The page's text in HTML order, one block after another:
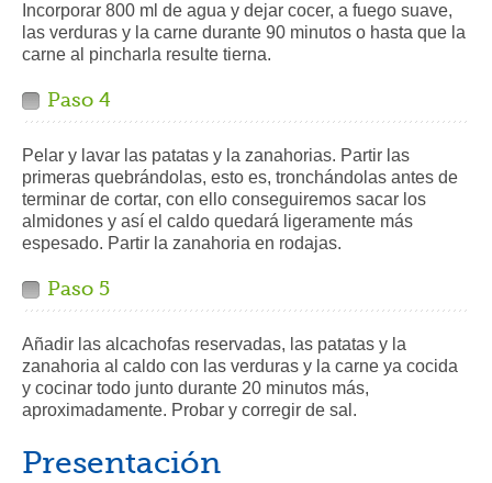
Incorporar 800 ml de agua y dejar cocer, a fuego suave,
las verduras y la carne durante 90 minutos o hasta que la
carne al pincharla resulte tierna.
Paso 4
Pelar y lavar las patatas y la zanahorias. Partir las
primeras quebrándolas, esto es, tronchándolas antes de
terminar de cortar, con ello conseguiremos sacar los
almidones y así el caldo quedará ligeramente más
espesado. Partir la zanahoria en rodajas.
Paso 5
Añadir las alcachofas reservadas, las patatas y la
zanahoria al caldo con las verduras y la carne ya cocida
y cocinar todo junto durante 20 minutos más,
aproximadamente. Probar y corregir de sal.
Presentación